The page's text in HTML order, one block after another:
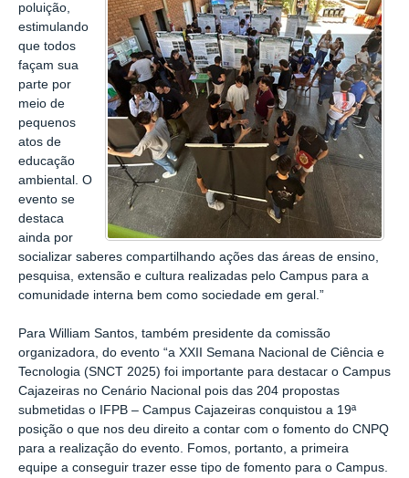
poluição,
estimulando
que todos
façam sua
parte por
meio de
pequenos
atos de
educação
ambiental. O
evento se
destaca
ainda por
socializar saberes compartilhando ações das áreas de ensino,
pesquisa, extensão e cultura realizadas pelo Campus para a
comunidade interna bem como sociedade em geral.”
Para William Santos, também presidente da comissão
organizadora, do evento “a XXII Semana Nacional de Ciência e
Tecnologia (SNCT 2025) foi importante para destacar o Campus
Cajazeiras no Cenário Nacional pois das 204 propostas
submetidas o IFPB – Campus Cajazeiras conquistou a 19ª
posição o que nos deu direito a contar com o fomento do CNPQ
para a realização do evento. Fomos, portanto, a primeira
equipe a conseguir trazer esse tipo de fomento para o Campus.